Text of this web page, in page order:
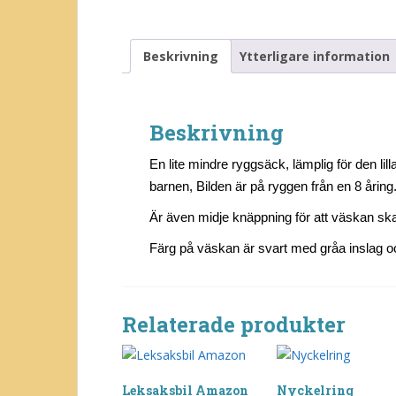
Beskrivning Ytterligare information
Beskrivning
En lite mindre ryggsäck, lämplig för den
barnen, Bilden är på ryggen från en 8 åring.
Är även midje knäppning för att väskan
Färg på väskan är svart med gråa inslag
Relaterade produkter
Leksaksbil Amazon Nyckelring